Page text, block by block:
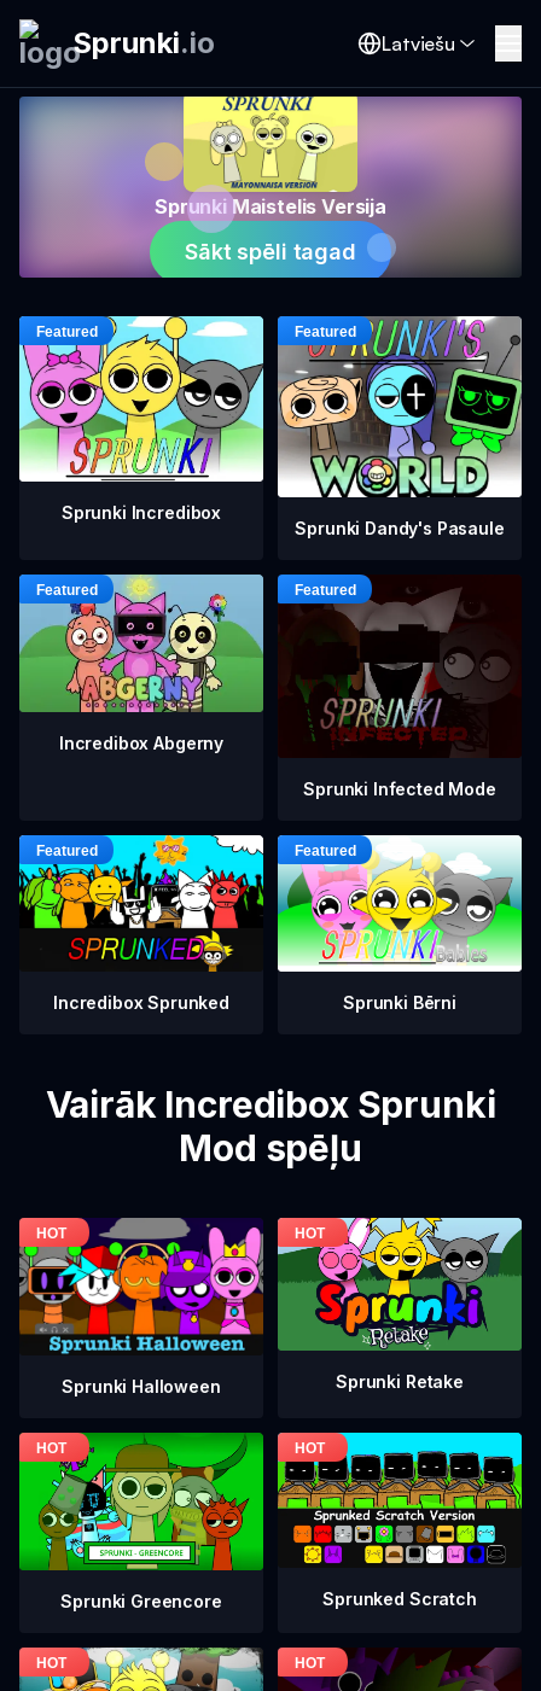
Sprunki.io Latviešu
Sprunki Maistelis Versija
Sākt spēli tagad
Sprunki Incredibox
Sprunki Dandy's Pasaule
Incredibox Abgerny
Sprunki Infected Mode
Incredibox Sprunked Sprunki Bērni
Vairāk Incredibox Sprunki
Mod spēļu
Sprunki Halloween Sprunki Retake
Sprunki Greencore Sprunked Scratch